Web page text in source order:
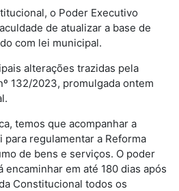
o Poder Executivo
de atualizar a base de
com lei municipal.
alterações trazidas pela
132/2023, promulgada ontem
temos que acompanhar a
regulamentar a Reforma
de bens e serviços. O poder
em até 180 dias após
Constitucional todos os